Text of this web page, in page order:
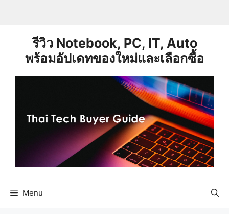
รีวิว Notebook, PC, IT, Auto
พร้อมอัปเดทของใหม่และเลือกซื้อ
Menu